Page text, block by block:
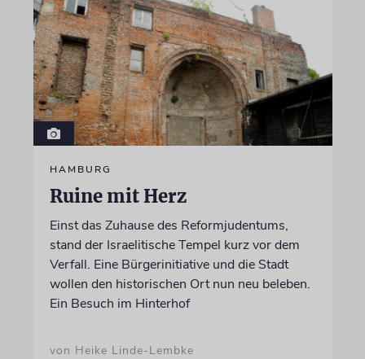
HAMBURG
Ruine mit Herz
Einst das Zuhause des Reformjudentums,
stand der Israelitische Tempel kurz vor dem
Verfall. Eine Bürgerinitiative und die Stadt
wollen den historischen Ort nun neu beleben.
Ein Besuch im Hinterhof
von Heike Linde-Lembke